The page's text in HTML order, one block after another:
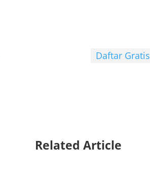
Daftar Gratis
Related Article